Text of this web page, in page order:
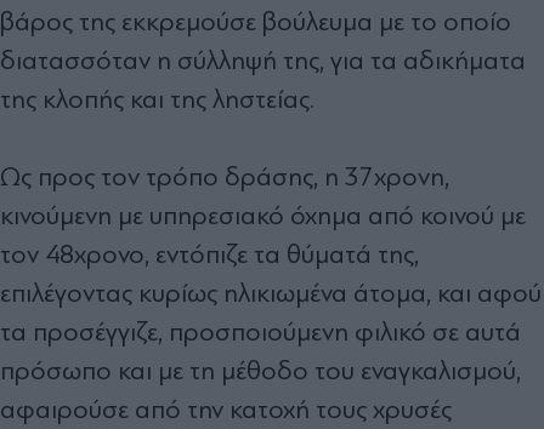
βάρος της εκκρεμούσε βούλευμα με το οποίο
διατασσόταν η σύλληψή της, για τα αδικήματα
της κλοπής και της ληστείας.
Ως προς τον τρόπο δράσης, η 37χρονη,
κινούμενη με υπηρεσιακό όχημα από κοινού με
τον 48χρονο, εντόπιζε τα θύματά της,
επιλέγοντας κυρίως ηλικιωμένα άτομα, και αφού
τα προσέγγιζε, προσποιούμενη φιλικό σε αυτά
πρόσωπο και με τη μέθοδο του εναγκαλισμού,
αφαιρούσε από την κατοχή τους χρυσές